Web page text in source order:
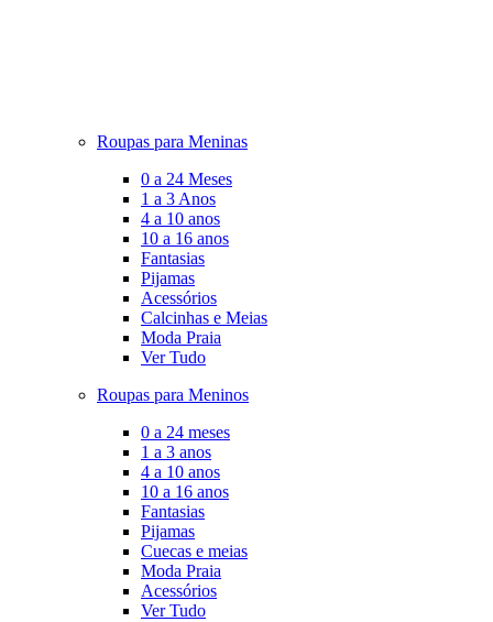
Roupas para Meninas
0 a 24 Meses
1 a 3 Anos
4 a 10 anos
10 a 16 anos
Fantasias
Pijamas
Acessórios
Calcinhas e Meias
Moda Praia
Ver Tudo
Roupas para Meninos
0 a 24 meses
1 a 3 anos
4 a 10 anos
10 a 16 anos
Fantasias
Pijamas
Cuecas e meias
Moda Praia
Acessórios
Ver Tudo